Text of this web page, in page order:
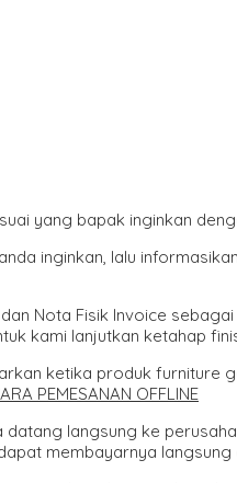
yang bapak inginkan
anda inginkan, lalu
Nota Fisik Invoice
kami lanjutkan ketahap
ketika produk furniture
PEMESANAN OFFLINE
langsung ke
membayarnya langsung